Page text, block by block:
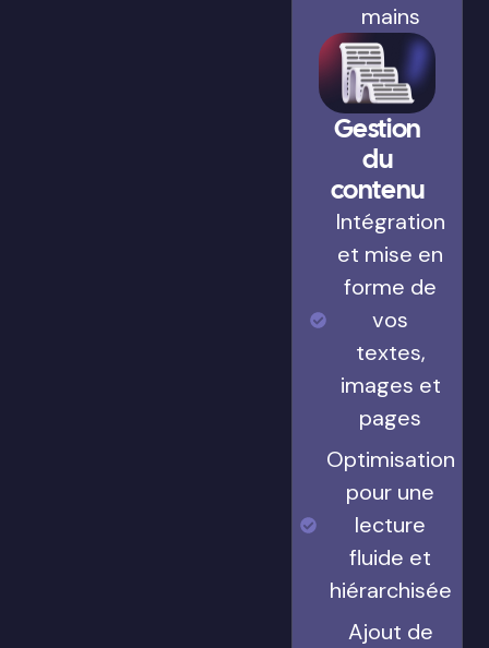
mains
Gestion
du
contenu
Intégration
et mise en
forme de
vos
textes,
images et
pages
Optimisation
pour une
lecture
fluide et
hiérarchisée
Ajout de